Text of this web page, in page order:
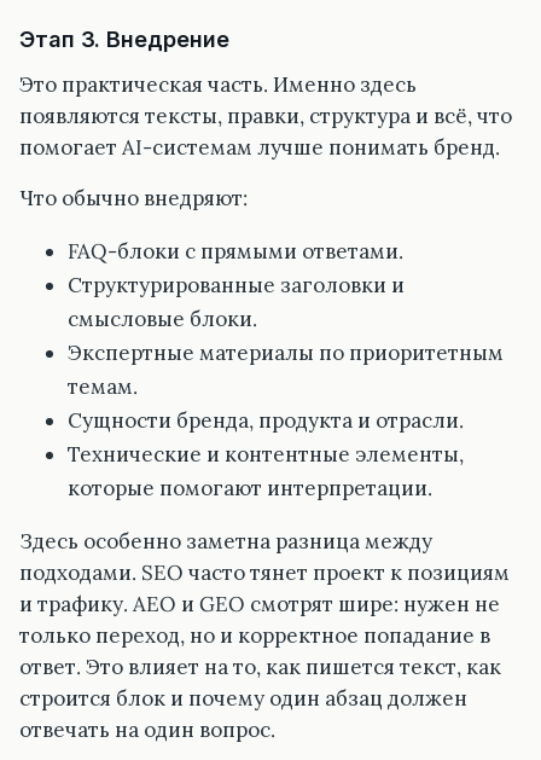
Этап 3. Внедрение
Это практическая часть. Именно здесь
появляются тексты, правки, структура и всё, что
помогает AI-системам лучше понимать бренд.
Что обычно внедряют:
FAQ-блоки с прямыми ответами.
Структурированные заголовки и
смысловые блоки.
Экспертные материалы по приоритетным
темам.
Сущности бренда, продукта и отрасли.
Технические и контентные элементы,
которые помогают интерпретации.
Здесь особенно заметна разница между
подходами. SEO часто тянет проект к позициям
и трафику. AEO и GEO смотрят шире: нужен не
только переход, но и корректное попадание в
ответ. Это влияет на то, как пишется текст, как
строится блок и почему один абзац должен
отвечать на один вопрос.